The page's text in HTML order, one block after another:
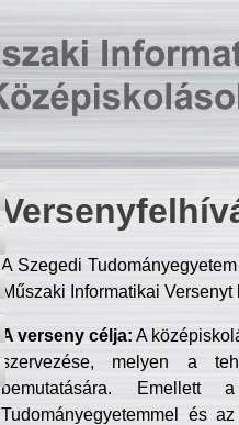
A Szegedi
Műszaki Informatikai
A verseny célja: A
szervezése, melyen a
bemutatására. Emellett
Tudományegyetemmel és